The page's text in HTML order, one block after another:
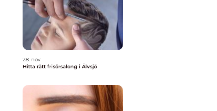
28. nov
Hitta rätt frisörsalong i Älvsjö